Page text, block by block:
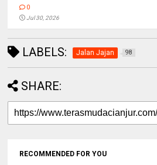
0
Jul 30, 2026
LABELS: Jalan Jajan 98
SHARE:
RECOMMENDED FOR YOU